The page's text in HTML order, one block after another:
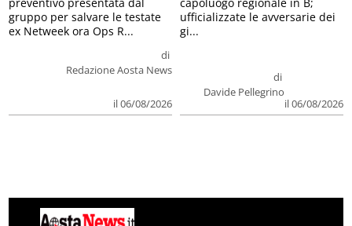
di
Redazione Aosta News
il 06/08/2026
gruppo per salvare le testate
ex Netweek ora Ops R...
di
Davide Pellegrino
il 06/08/2026
ufficializzate le avversarie dei
gi...